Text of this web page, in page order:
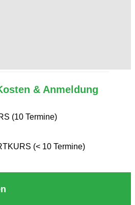
& Anmeldung
(10 Termine)
(< 10 Termine)